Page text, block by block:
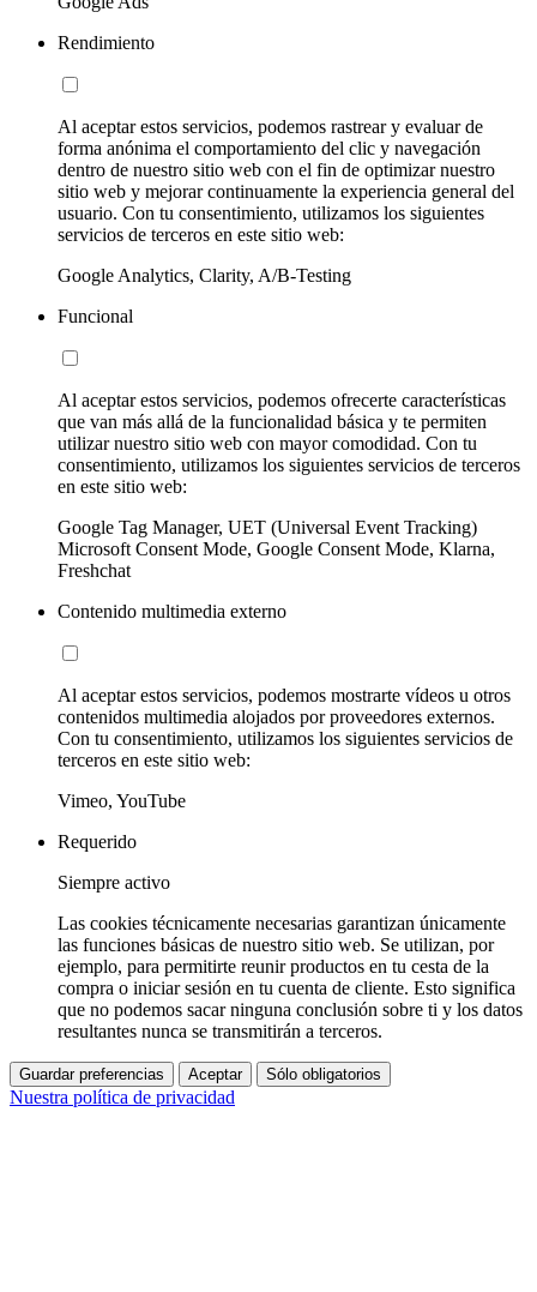
Rendimiento
Al aceptar estos servicios, podemos rastrear y evaluar de
forma anónima el comportamiento del clic y navegación
dentro de nuestro sitio web con el fin de optimizar nuestro
sitio web y mejorar continuamente la experiencia general del
usuario. Con tu consentimiento, utilizamos los siguientes
servicios de terceros en este sitio web:
Google Analytics, Clarity, A/B-Testing
Funcional
Al aceptar estos servicios, podemos ofrecerte características
que van más allá de la funcionalidad básica y te permiten
utilizar nuestro sitio web con mayor comodidad. Con tu
consentimiento, utilizamos los siguientes servicios de terceros
en este sitio web:
Google Tag Manager, UET (Universal Event Tracking)
Microsoft Consent Mode, Google Consent Mode, Klarna,
Freshchat
Contenido multimedia externo
Al aceptar estos servicios, podemos mostrarte vídeos u otros
contenidos multimedia alojados por proveedores externos.
Con tu consentimiento, utilizamos los siguientes servicios de
terceros en este sitio web:
Vimeo, YouTube
Requerido
Siempre activo
Las cookies técnicamente necesarias garantizan únicamente
las funciones básicas de nuestro sitio web. Se utilizan, por
ejemplo, para permitirte reunir productos en tu cesta de la
compra o iniciar sesión en tu cuenta de cliente. Esto significa
que no podemos sacar ninguna conclusión sobre ti y los datos
resultantes nunca se transmitirán a terceros.
Guardar preferencias Aceptar Sólo obligatorios
Nuestra política de privacidad